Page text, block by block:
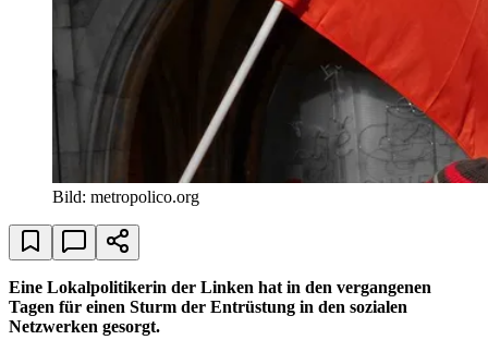
Bild: metropolico.org
Eine Lokalpolitikerin der Linken hat in den vergangenen
Tagen für einen Sturm der Entrüstung in den sozialen
Netzwerken gesorgt.